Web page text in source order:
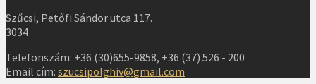
Szűcsi, Petőfi Sándor utca 117.
3034
Telefonszám: +36 (30)655-9858, +36 (37) 526 - 200
Email cím: szucsipolghiv@gmail.com